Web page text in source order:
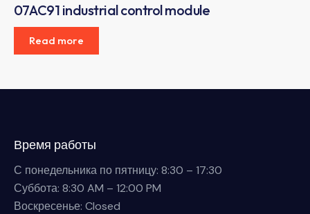
07AC91 industrial control module
Read more
Время работы
С понедельника по пятницу: 8:30 – 17:30
Суббота: 8:30 AM – 12:00 PM
Воскресенье: Closed